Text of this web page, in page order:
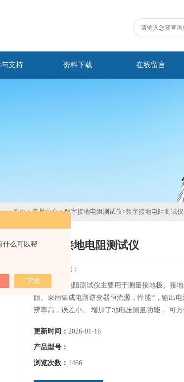
什么可以帮
支持 资料下载 在线留言
首页>产品中心>数字接地电阻测试仪>数字接地电阻测试仪
FET-2接地电阻测试仪
简要描述：
FET-2接地电阻测试仪主要用于测量接地极、接
阻。采用集成电路逆变器恒流源，性能*，输出
辨率高，误差小。 增加了地电压测量功能， 可
更新时间： 2026-01-16
产品型号：
浏览次数： 1466